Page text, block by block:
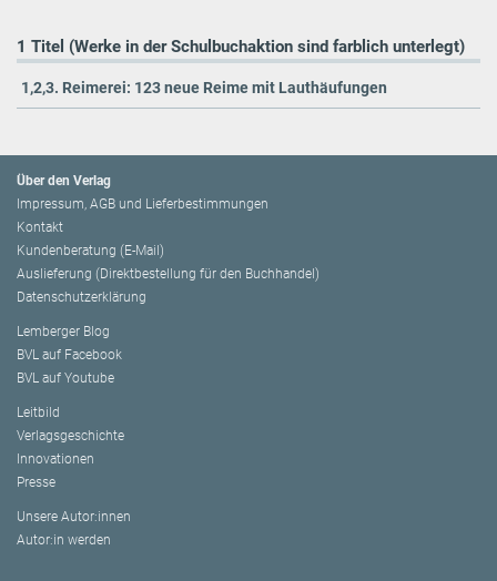
1 Titel (Werke in der Schulbuchaktion sind farblich unterlegt)
1,2,3. Reimerei: 123 neue Reime mit Lauthäufungen
Über den Verlag
Impressum, AGB und Lieferbestimmungen
Kontakt
Kundenberatung (E-Mail)
Auslieferung (Direktbestellung für den Buchhandel)
Datenschutzerklärung
Lemberger Blog
BVL auf Facebook
BVL auf Youtube
Leitbild
Verlagsgeschichte
Innovationen
Presse
Unsere Autor:innen
Autor:in werden